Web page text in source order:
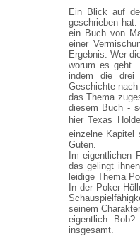
Ein Blick auf
geschrieben
ein Buch von
einer
Ergebnis. Wer
worum es geht.
indem die drei
Geschichte
das Thema
diesem Buch -
hier Texas
einzelne Kapitel
Guten.
Im eigentlichen
das gelingt
leidige Thema
In der Poker-
seinem
eigentlich
insgesamt.